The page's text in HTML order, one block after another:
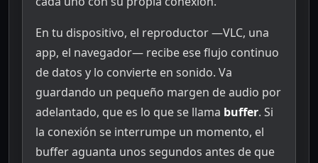
En tu dispositivo, el reproductor —VLC, una
app, el navegador— recibe ese flujo continuo
de datos y lo convierte en sonido. Va
guardando un pequeño margen de audio por
adelantado, que es lo que se llama buffer. Si
la conexión se interrumpe un momento, el
buffer aguanta unos segundos antes de que